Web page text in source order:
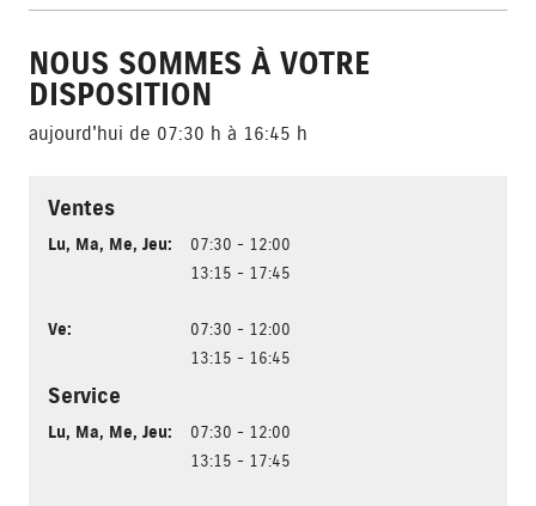
NOUS SOMMES À VOTRE
DISPOSITION
aujourd'hui de 07:30 h à 16:45 h
Ventes
Lu, Ma, Me, Jeu:
07:30 - 12:00
13:15 - 17:45
Ve:
07:30 - 12:00
13:15 - 16:45
Service
Lu, Ma, Me, Jeu:
07:30 - 12:00
13:15 - 17:45